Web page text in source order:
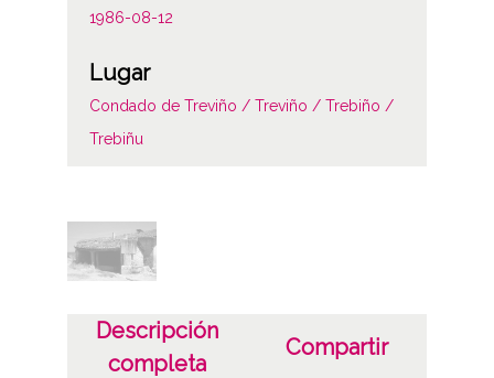
1986-08-12
Lugar
Condado de Treviño / Treviño / Trebiño /
Trebiñu
CC BY-NC-SA 4.0
Descripción
completa
Compartir